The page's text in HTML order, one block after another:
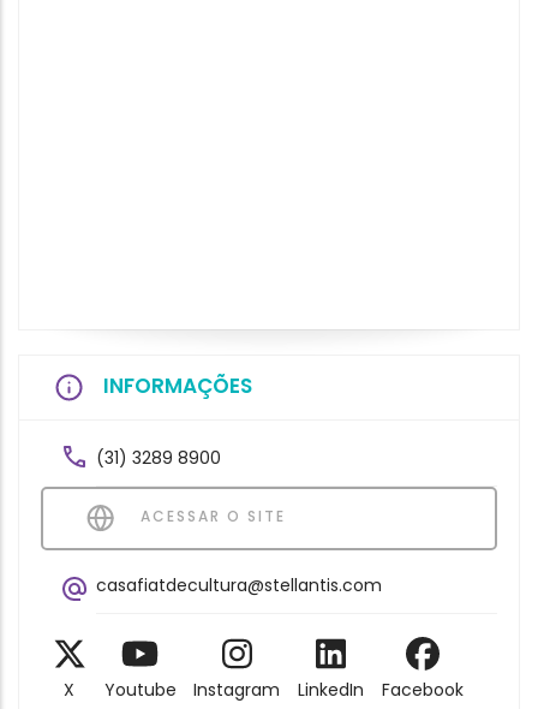
INFORMAÇÕES
(31) 3289 8900
ACESSAR O SITE
casafiatdecultura@stellantis.com
X Youtube Instagram LinkedIn Facebook